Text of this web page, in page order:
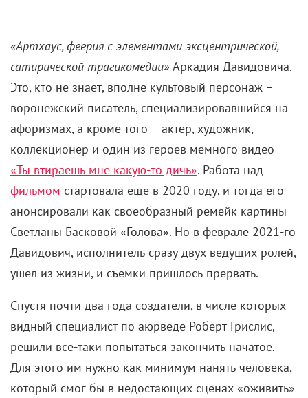
«Артхаус, феерия с элементами эксцентрической,
сатирической трагикомедии» Аркадия Давидовича.
Это, кто не знает, вполне культовый персонаж –
воронежский писатель, специализировавшийся на
афоризмах, а кроме того – актер, художник,
коллекционер и один из героев мемного видео
«Ты втираешь мне какую-то дичь». Работа над
фильмом стартовала еще в 2020 году, и тогда его
анонсировали как своеобразный ремейк картины
Светланы Басковой «Голова». Но в феврале 2021-го
Давидович, исполнитель сразу двух ведущих ролей,
ушел из жизни, и съемки пришлось прервать.
Спустя почти два года создатели, в числе которых –
видный специалист по аюрведе Роберт Грислис,
решили все-таки попытаться закончить начатое.
Для этого им нужно как минимум нанять человека,
который смог бы в недостающих сценах «оживить»